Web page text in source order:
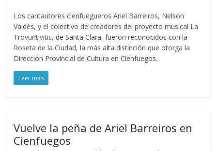
Los cantautores cienfuegueros Ariel Barreiros, Nelson
Valdés, y el colectivo de creadores del proyecto musical La
Trovuntivitis, de Santa Clara, fueron reconocidos con la
Roseta de la Ciudad, la más alta distinción que otorga la
Dirección Provincial de Cultura en Cienfuegos.
Leer más
Vuelve la peña de Ariel Barreiros en
Cienfuegos